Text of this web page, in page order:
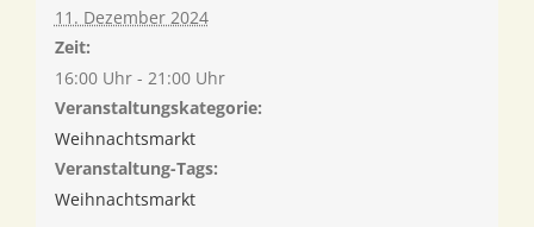
11. Dezember 2024
Zeit:
16:00 Uhr - 21:00 Uhr
Veranstaltungskategorie:
Weihnachtsmarkt
Veranstaltung-Tags:
Weihnachtsmarkt